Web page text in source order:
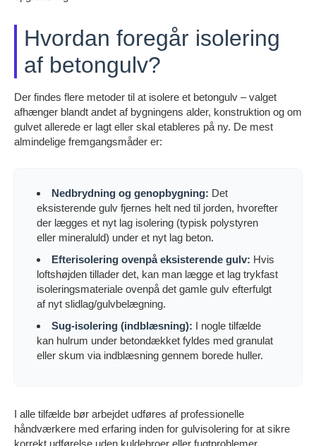
Hvordan foregår isolering
af betongulv?
Der findes flere metoder til at isolere et betongulv – valget
afhænger blandt andet af bygningens alder, konstruktion og om
gulvet allerede er lagt eller skal etableres på ny. De mest
almindelige fremgangsmåder er:
Nedbrydning og genopbygning: Det
eksisterende gulv fjernes helt ned til jorden, hvorefter
der lægges et nyt lag isolering (typisk polystyren
eller mineraluld) under et nyt lag beton.
Efterisolering ovenpå eksisterende gulv: Hvis
loftshøjden tillader det, kan man lægge et lag trykfast
isoleringsmateriale ovenpå det gamle gulv efterfulgt
af nyt slidlag/gulvbelægning.
Sug-isolering (indblæsning): I nogle tilfælde
kan hulrum under betondækket fyldes med granulat
eller skum via indblæsning gennem borede huller.
I alle tilfælde bør arbejdet udføres af professionelle
håndværkere med erfaring inden for gulvisolering for at sikre
korrekt udførelse uden kuldebroer eller fugtproblemer.